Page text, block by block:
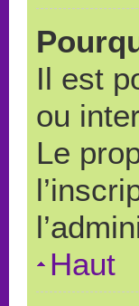
Il est
ou
Le
Haut